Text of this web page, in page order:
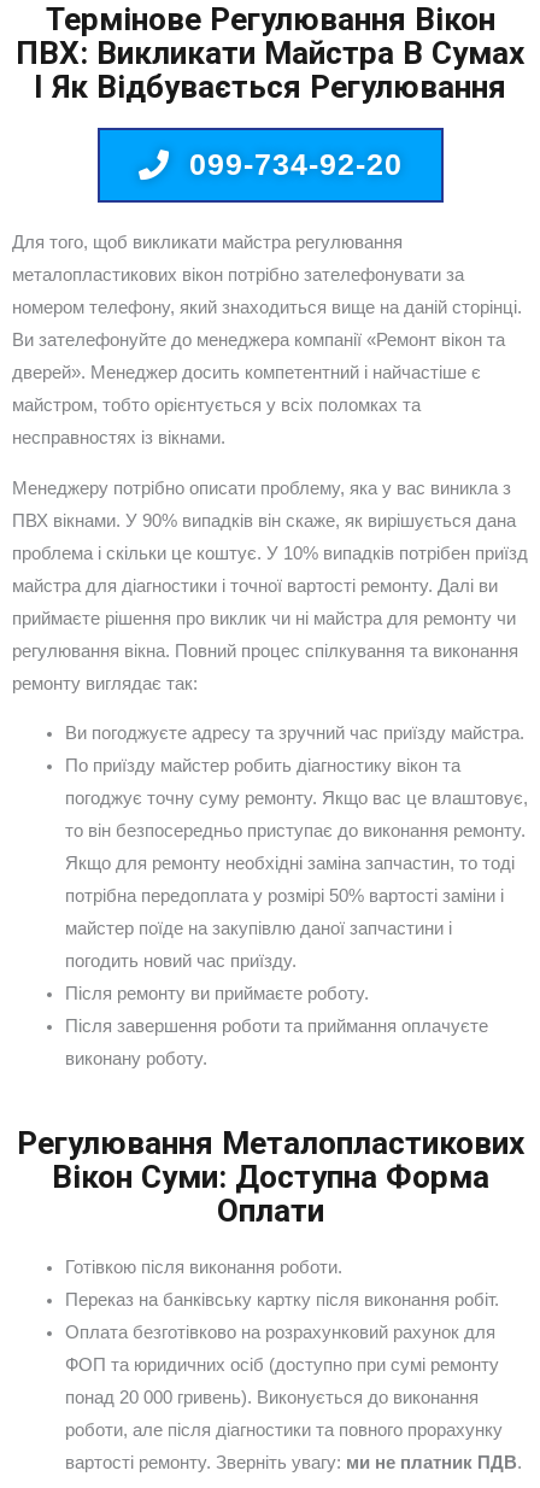
Термінове Регулювання Вікон
ПВХ: Викликати Майстра В Сумах
І Як Відбувається Регулювання
099-734-92-20
Для того, щоб викликати майстра регулювання
металопластикових вікон потрібно зателефонувати за
номером телефону, який знаходиться вище на даній сторінці.
Ви зателефонуйте до менеджера компанії «Ремонт вікон та
дверей». Менеджер досить компетентний і найчастіше є
майстром, тобто орієнтується у всіх поломках та
несправностях із вікнами.
Менеджеру потрібно описати проблему, яка у вас виникла з
ПВХ вікнами. У 90% випадків він скаже, як вирішується дана
проблема і скільки це коштує. У 10% випадків потрібен приїзд
майстра для діагностики і точної вартості ремонту. Далі ви
приймаєте рішення про виклик чи ні майстра для ремонту чи
регулювання вікна. Повний процес спілкування та виконання
ремонту виглядає так:
Ви погоджуєте адресу та зручний час приїзду майстра.
По приїзду майстер робить діагностику вікон та
погоджує точну суму ремонту. Якщо вас це влаштовує,
то він безпосередньо приступає до виконання ремонту.
Якщо для ремонту необхідні заміна запчастин, то тоді
потрібна передоплата у розмірі 50% вартості заміни і
майстер поїде на закупівлю даної запчастини і
погодить новий час приїзду.
Після ремонту ви приймаєте роботу.
Після завершення роботи та приймання оплачуєте
виконану роботу.
Регулювання Металопластикових
Вікон Суми: Доступна Форма
Оплати
Готівкою після виконання роботи.
Переказ на банківську картку після виконання робіт.
Оплата безготівково на розрахунковий рахунок для
ФОП та юридичних осіб (доступно при сумі ремонту
понад 20 000 гривень). Виконується до виконання
роботи, але після діагностики та повного прорахунку
вартості ремонту. Зверніть увагу: ми не платник ПДВ.